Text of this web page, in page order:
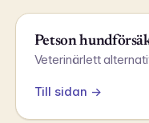
Petson
Veterinärlett
Till sidan →